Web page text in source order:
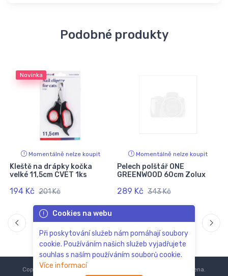
Podobné produkty
Novinka
Momentálně nelze koupit
Kleště na drápky kočka
velké 11,5cm CVET 1ks
194 Kč 201 Kč
Momentálně nelze koupit
Pelech polštář ONE
GREENWOOD 60cm Zolux
289 Kč 343 Kč
Cookies na webu
Při poskytování služeb nám pomáhají soubory
cookie. Používáním našich služeb vyjadřujete
souhlas s naším používáním souborů cookie.
Více informací
Copyright © 2018-2024 Všechna práva vyhrazena.